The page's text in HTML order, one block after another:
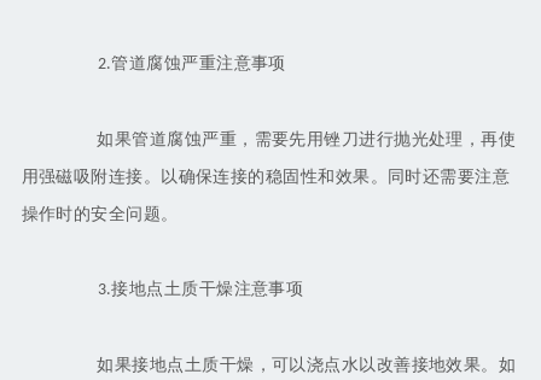
2.管道腐蚀严重注意事项
如果管道腐蚀严重，需要先用锉刀进行抛光处理，再使
用强磁吸附连接。以确保连接的稳固性和效果。同时还需要注意
操作时的安全问题。
3.接地点土质干燥注意事项
如果接地点土质干燥，可以浇点水以改善接地效果。如